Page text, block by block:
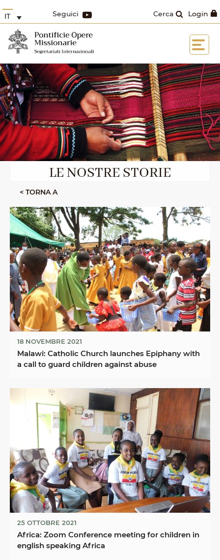
Login
Cerca
Seguici
IT
LE NOSTRE STORIE
< TORNA A
18 NOVEMBRE 2021
Malawi: Catholic Church launches Epiphany with
a call to guard children against abuse
25 OTTOBRE 2021
Africa: Zoom Conference meeting for children in
english speaking Africa